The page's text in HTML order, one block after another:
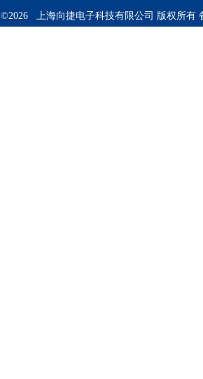
©2026 上海向捷电子科技有限公司 版权所有